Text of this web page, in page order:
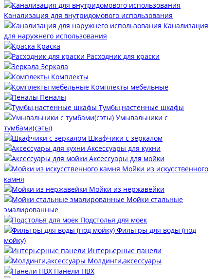
Канализация для внутридомового использования
Канализация
для наружнего использования
Краска
Расходник для краски
Зеркала
Комплекты
Комплекты мебельные
Пеналы
Тумбы,настенные шкафы
Умывальники с
тумбами(сэты)
Шкафчики с зеркалом
Аксессуары для кухни
Аксессуары для мойки
Мойки из искусственного
камня
Мойки из нержавейки
Мойки стальные
эмалированные
Подстолья для моек
Фильтры для воды (под
мойку)
Интерьерные панели
Молдинги,аксессуары
Панели ПВХ